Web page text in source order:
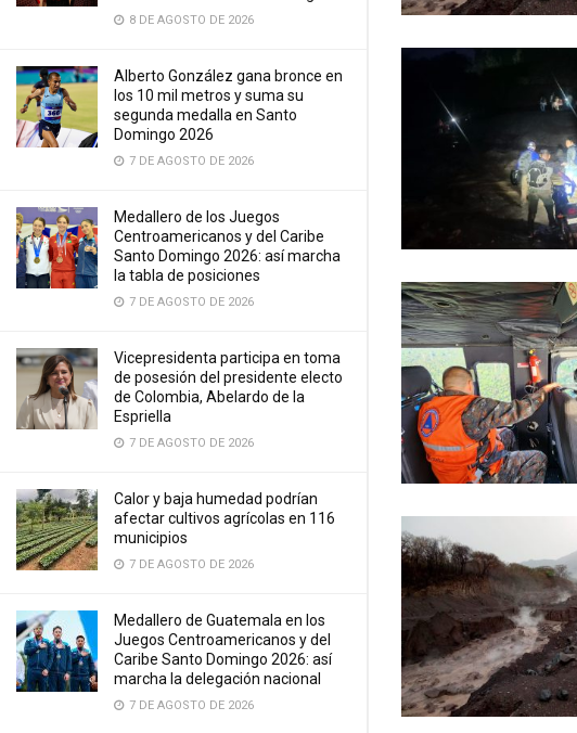
8 DE AGOSTO DE 2026
Alberto González gana bronce en
los 10 mil metros y suma su
segunda medalla en Santo
Domingo 2026
7 DE AGOSTO DE 2026
Medallero de los Juegos
Centroamericanos y del Caribe
Santo Domingo 2026: así marcha
la tabla de posiciones
7 DE AGOSTO DE 2026
Vicepresidenta participa en toma
de posesión del presidente electo
de Colombia, Abelardo de la
Espriella
7 DE AGOSTO DE 2026
Calor y baja humedad podrían
afectar cultivos agrícolas en 116
municipios
7 DE AGOSTO DE 2026
Medallero de Guatemala en los
Juegos Centroamericanos y del
Caribe Santo Domingo 2026: así
marcha la delegación nacional
7 DE AGOSTO DE 2026